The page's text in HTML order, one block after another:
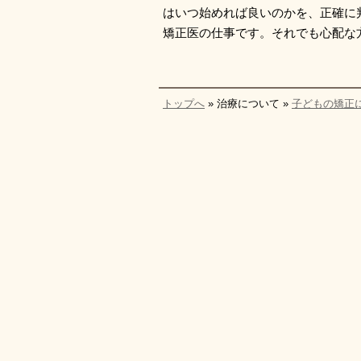
はいつ始めれば良いのかを、正確
矯正医の仕事です。それでも心配
トップへ » 治療について » 子どもの矯正